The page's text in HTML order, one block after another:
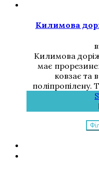
Килимова
Килимова
має
ковзає та
поліпропілену.